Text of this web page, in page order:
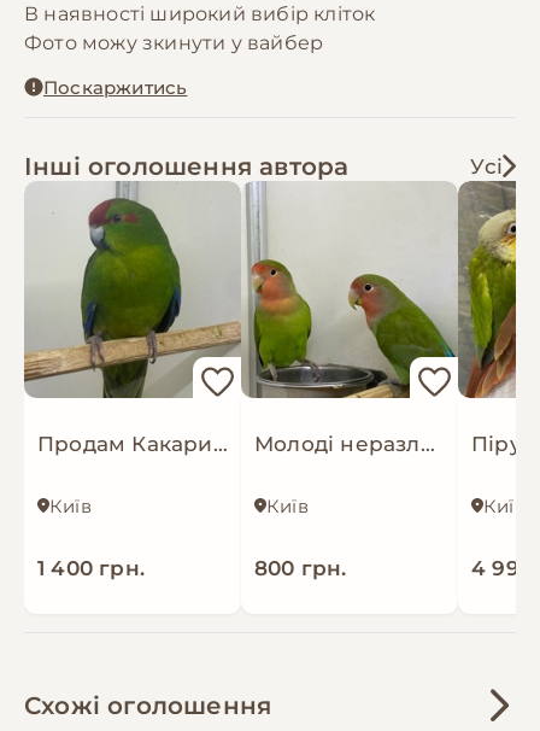
В наявності широкий вибір кліток
Фото можу зкинути у вайбер
Поскаржитись
Інші оголошення автора Усі
Продам Какарика хлопчик зелений
Київ
1 400 грн.
Молоді неразлуники
Київ
800 грн.
Київ
4 999
Схожі оголошення